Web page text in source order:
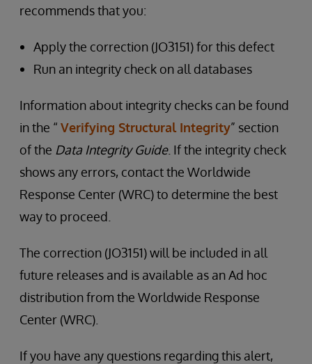
recommends that you:
Apply the correction (JO3151) for this defect
Run an integrity check on all databases
Information about integrity checks can be found
in the “ Verifying Structural Integrity” section
of the Data Integrity Guide. If the integrity check
shows any errors, contact the Worldwide
Response Center (WRC) to determine the best
way to proceed.
The correction (JO3151) will be included in all
future releases and is available as an Ad hoc
distribution from the Worldwide Response
Center (WRC).
If you have any questions regarding this alert,